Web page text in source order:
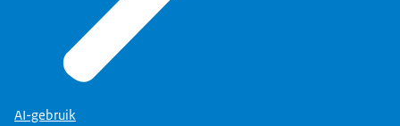
AI-gebruik